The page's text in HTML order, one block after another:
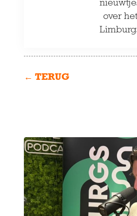
over het
← TERUG